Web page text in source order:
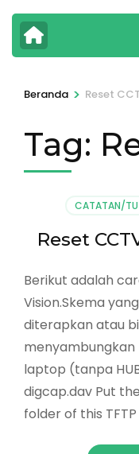
Beranda > Reset
Tag:
CATATAN/
Reset
Berikut adalah
Vision.Skema
diterapkan atau
menyambungkan
laptop (tanpa
digcap.dav Put
folder of this